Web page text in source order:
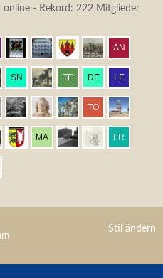
- Rekord: 222 Mitglieder
Stil ändern